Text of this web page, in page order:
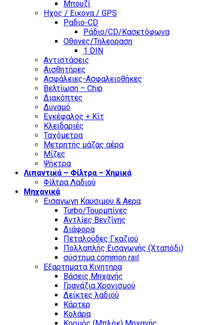
Μπουζί
Ηχος / Εικονα / GPS
Ραδιο-CD
Ράδιο/CD/Κασετόφωνα
Οθονες/Τηλεοραση
1 DIN
Αντιστάσεις
Αισθητήρες
Ασφάλειες-Ασφαλειοθήκες
Βελτίωση – Chip
Διακόπτες
Δυναμό
Εγκέφαλος + Κίτ
Κλειδαριές
Ταχόμετρα
Μετρητής μάζας αέρα
Μίζες
Ψήκτρα
Λιπαντικά – Φίλτρα – Χημικά
Φίλτρα Λαδιού
Μηχανικά
Εισαγωγη Καυσιμου & Αερα
Turbo/Τουρμπίνες
Αντλίες Βενζίνης
Διάφορα
Πεταλούδες Γκαζιού
Πολλαπλής Εισαγωγής (Χταπόδι)
σύστημα common rail
Εξαρτηματα Κινητηρα
Βάσεις Μηχανής
Γρανάζια Χρονισμού
Δείκτες λαδιού
Κάρτερ
Κολάρα